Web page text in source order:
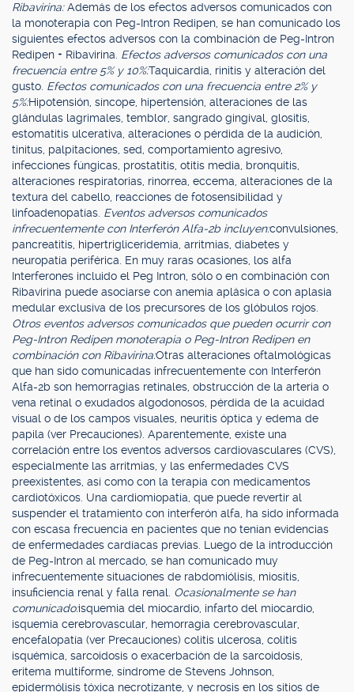
Ribavirina:Además de los efectos adversos comunicados con
la monoterapia con Peg-Intron Redipen, se han comunicado los
siguientes efectos adversos con la combinación de Peg-Intron
Redipen + Ribavirina. Efectos adversos comunicados con una
frecuencia entre 5% y 10%:Taquicardia, rinitis y alteración del
gusto. Efectos comunicados con una frecuencia entre 2% y
5%:Hipotensión, síncope, hipertensión, alteraciones de las
glándulas lagrimales, temblor, sangrado gingival, glositis,
estomatitis ulcerativa, alteraciones o pérdida de la audición,
tinitus, palpitaciones, sed, comportamiento agresivo,
infecciones fúngicas, prostatitis, otitis media, bronquitis,
alteraciones respiratorias, rinorrea, eccema, alteraciones de la
textura del cabello, reacciones de fotosensibilidad y
linfoadenopatías. Eventos adversos comunicados
infrecuentemente con Interferón Alfa-2b incluyen:convulsiones,
pancreatitis, hipertrigliceridemia, arritmias, diabetes y
neuropatía periférica. En muy raras ocasiones, los alfa
Interferones incluido el Peg Intron, sólo o en combinación con
Ribavirina puede asociarse con anemia aplásica o con aplasia
medular exclusiva de los precursores de los glóbulos rojos.
Otros eventos adversos comunicados que pueden ocurrir con
Peg-Intron Redipen monoterapia o Peg-Intron Redipen en
combinación con Ribavirina:Otras alteraciones oftalmológicas
que han sido comunicadas infrecuentemente con Interferón
Alfa-2b son hemorragias retinales, obstrucción de la arteria o
vena retinal o exudados algodonosos, pérdida de la acuidad
visual o de los campos visuales, neuritis óptica y edema de
papila (ver Precauciones). Aparentemente, existe una
correlación entre los eventos adversos cardiovasculares (CVS),
especialmente las arritmias, y las enfermedades CVS
preexistentes, así como con la terapia con medicamentos
cardiotóxicos. Una cardiomiopatía, que puede revertir al
suspender el tratamiento con interferón alfa, ha sido informada
con escasa frecuencia en pacientes que no tenían evidencias
de enfermedades cardíacas previas. Luego de la introducción
de Peg-Intron al mercado, se han comunicado muy
infrecuentemente situaciones de rabdomiólisis, miositis,
insuficiencia renal y falla renal. Ocasionalmente se han
comunicado:isquemia del miocardio, infarto del miocardio,
isquemia cerebrovascular, hemorragia cerebrovascular,
encefalopatía (ver Precauciones) colitis ulcerosa, colitis
isquémica, sarcoidosis o exacerbación de la sarcoidosis,
eritema multiforme, síndrome de Stevens Johnson,
epidermólisis tóxica necrotizante, y necrosis en los sitios de